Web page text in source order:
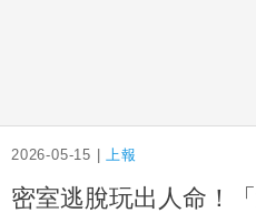
2026-05-15 |上報
密室逃脫玩出人命！